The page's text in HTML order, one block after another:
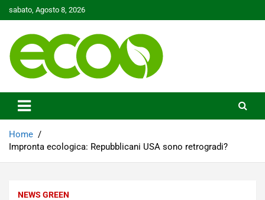
to
sabato, Agosto 8, 2026
Ecoo.it
Home
Impronta ecologica: Repubblicani USA sono retrogradi?
NEWS GREEN